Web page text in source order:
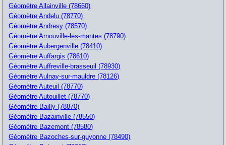
Géomètre Allainville (78660)
Géomètre Andelu (78770)
Géomètre Andresy (78570)
Géomètre Arnouville-les-mantes (78790)
Géomètre Aubergenville (78410)
Géomètre Auffargis (78610)
Géomètre Auffreville-brasseuil (78930)
Géomètre Aulnay-sur-mauldre (78126)
Géomètre Auteuil (78770)
Géomètre Autouillet (78770)
Géomètre Bailly (78870)
Géomètre Bazainville (78550)
Géomètre Bazemont (78580)
Géomètre Bazoches-sur-guyonne (78490)